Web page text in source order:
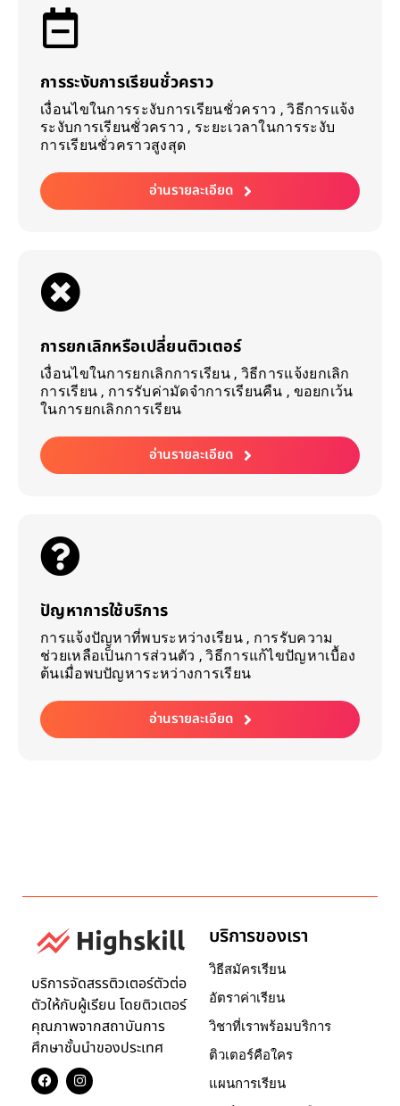
การระงับการเรียนชั่วคราว
เงื่อนไขในการระงับการเรียนชั่วคราว , วิธีการแจ้ง
ระงับการเรียนชั่วคราว , ระยะเวลาในการระงับ
การเรียนชั่วคราวสูงสุด
อ่านรายละเอียด
การยกเลิกหรือเปลี่ยนติวเตอร์
เงื่อนไขในการยกเลิกการเรียน , วิธีการแจ้งยกเลิก
การเรียน , การรับค่ามัดจำการเรียนคืน , ขอยกเว้น
ในการยกเลิกการเรียน​
อ่านรายละเอียด
ปัญหาการใช้บริการ
การแจ้งปัญหาที่พบระหว่างเรียน , การรับความ
ช่วยเหลือเป็นการส่วนตัว , วิธีการแก้ไขปัญหาเบื้อง
ต้นเมื่อพบปัญหาระหว่างการเรียน
อ่านรายละเอียด
บริการจัดสรรติวเตอร์ตัวต่อ
ตัวให้กับผู้เรียน โดยติวเตอร์
คุณภาพจากสถาบันการ
ศึกษาชั้นนำของประเทศ
บริการของเรา
วิธีสมัครเรียน
อัตราค่าเรียน
วิชาที่เราพร้อมบริการ
ติวเตอร์คือใคร
แผนการเรียน